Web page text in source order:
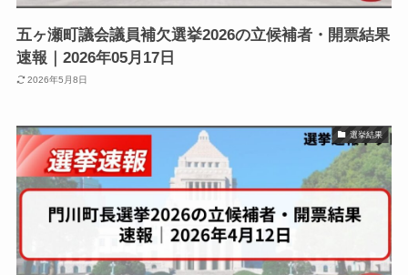
五ヶ瀬町議会議員補欠選挙2026の立候補者・開票結果
速報｜2026年05月17日
2026年5月8日
選挙結果